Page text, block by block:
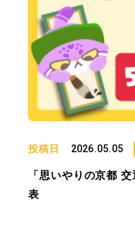
投稿日 2026.05.05
「思いやりの京都
表